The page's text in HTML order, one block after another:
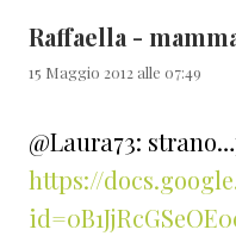
Raffaella -
15 Maggio 2012 alle 07:49
@Laura73:
https://